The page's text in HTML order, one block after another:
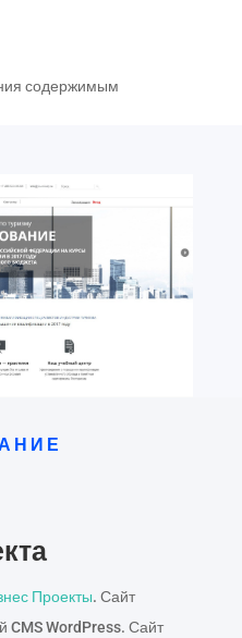
содержимым
Проекты. Сайт
CMS WordPress. Сайт